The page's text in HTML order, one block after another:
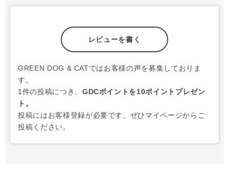
きにくい歯の曲面や隙間にフィットする波型カットの【泡雪 極
や磨きやすさでお選びくださいね。
レビューを書く
GREEN DOG & CATではお客様の声を募集しておりま
す。
1件の投稿につき、 GDCポイントを10ポイントプレゼン
ト。
投稿にはお客様登録が必要です。ぜひマイページからご
投稿ください。